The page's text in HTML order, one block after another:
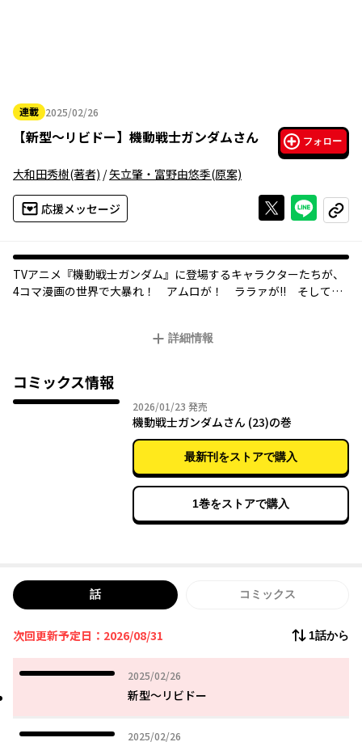
連載 2025/02/26
2025年02月26日
【新型～リビドー】 機動戦士ガンダムさん フォロー
大和田秀樹(著者) /矢立肇・富野由悠季(原案)
応援メッセージ Xで投稿する
ライン
コピー
TVアニメ『機動戦士ガンダム』に登場するキャラクターたちが、
4コマ漫画の世界で大暴れ！ アムロが！ ララァが!! そしてシ
詳細情報
コミックス情報
2026/01/23 2026年01月23日
発売
機動戦士ガンダムさん (23)の巻
最新刊をストアで購入
1巻をストアで購入
話 コミックス
次回更新予定日：2026/08/31 1話から
2025/02/26
2025年02月26日
新型～リビドー
2025/02/26
2025年02月26日